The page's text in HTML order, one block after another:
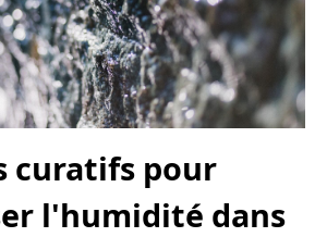
curatifs pour
l'humidité dans